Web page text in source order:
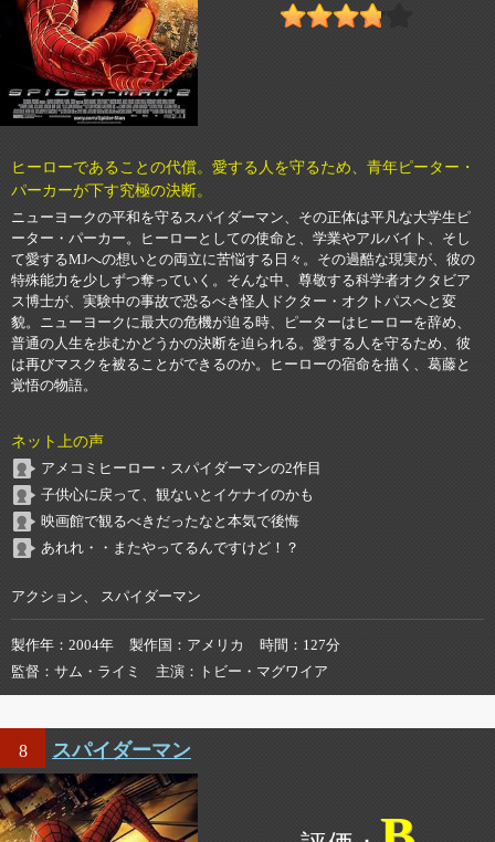
ヒーローであることの代償。愛する人を守るため、青年ピーター・
パーカーが下す究極の決断。
ニューヨークの平和を守るスパイダーマン、その正体は平凡な大学生ピ
ーター・パーカー。ヒーローとしての使命と、学業やアルバイト、そし
て愛するMJへの想いとの両立に苦悩する日々。その過酷な現実が、彼の
特殊能力を少しずつ奪っていく。そんな中、尊敬する科学者オクタビア
ス博士が、実験中の事故で恐るべき怪人ドクター・オクトパスへと変
貌。ニューヨークに最大の危機が迫る時、ピーターはヒーローを辞め、
普通の人生を歩むかどうかの決断を迫られる。愛する人を守るため、彼
は再びマスクを被ることができるのか。ヒーローの宿命を描く、葛藤と
覚悟の物語。
ネット上の声
アメコミヒーロー・スパイダーマンの2作目
子供心に戻って、観ないとイケナイのかも
映画館で観るべきだったなと本気で後悔
あれれ・・またやってるんですけど！？
アクション、 スパイダーマン
製作年 2004年 製作国 アメリカ 時間
127分
監督
サム・ライミ 主演 トビー・マグワイア
8 スパイダーマン